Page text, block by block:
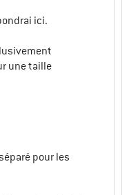
ici.
une taille
pour les